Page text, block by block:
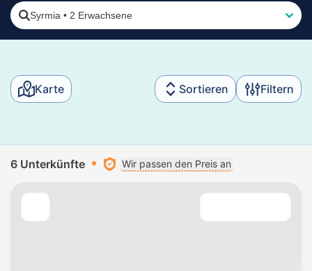
Syrmia • 2 Erwachsene
Karte Sortieren Filtern
6 Unterkünfte Wir passen den Preis an